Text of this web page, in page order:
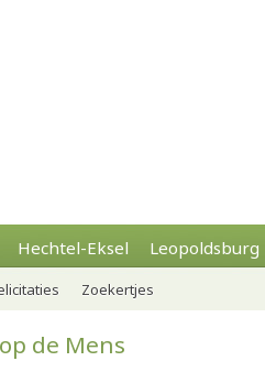
Hechtel-Eksel Leopoldsburg
Zoekertjes
de Mens